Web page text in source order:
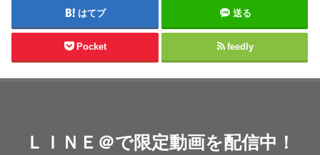
はてブ 送る
Pocket feedly
ＬＩＮＥ＠で限定動画を配信中！